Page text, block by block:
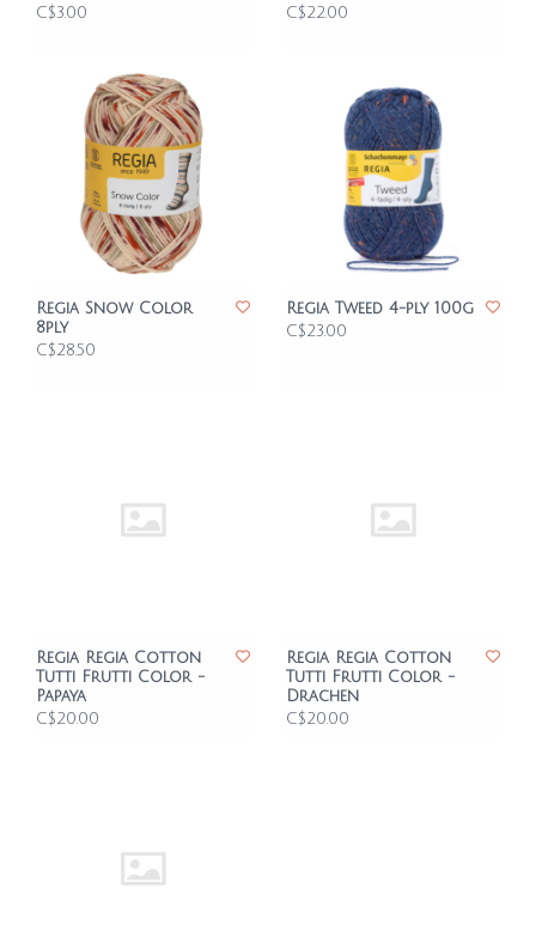
C$3.00
C$22.00
Regia Snow Color
8ply
C$28.50
Regia Tweed 4-ply 100g
C$23.00
Regia Regia Cotton
Tutti Frutti Color -
Papaya
C$20.00
Regia Regia Cotton
Tutti Frutti Color -
Drachen
C$20.00